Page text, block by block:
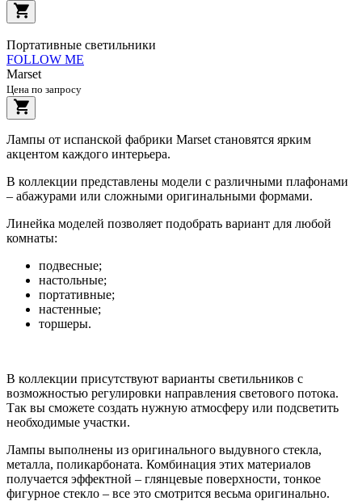
Портативные светильники
FOLLOW ME
Marset
Цена по запросу
Лампы от испанской фабрики Marset становятся ярким
акцентом каждого интерьера.
В коллекции представлены модели с различными плафонами
– абажурами или сложными оригинальными формами.
Линейка моделей позволяет подобрать вариант для любой
комнаты:
подвесные;
настольные;
портативные;
настенные;
торшеры.
В коллекции присутствуют варианты светильников с
возможностью регулировки направления светового потока.
Так вы сможете создать нужную атмосферу или подсветить
необходимые участки.
Лампы выполнены из оригинального выдувного стекла,
металла, поликарбоната. Комбинация этих материалов
получается эффектной – глянцевые поверхности, тонкое
фигурное стекло – все это смотрится весьма оригинально.